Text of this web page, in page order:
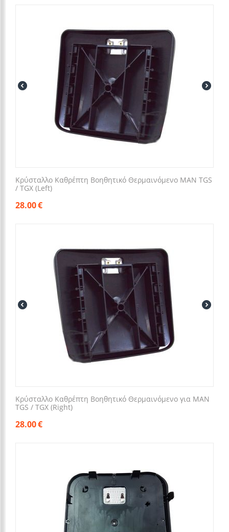
Κρύσταλλο Καθρέπτη Βοηθητικό Θερμαινόμενο MAN TGS
/ TGX (Left)
28.00€
Κρύσταλλο Καθρέπτη Βοηθητικό Θερμαινόμενο για MAN
TGS / TGX (Right)
28.00€